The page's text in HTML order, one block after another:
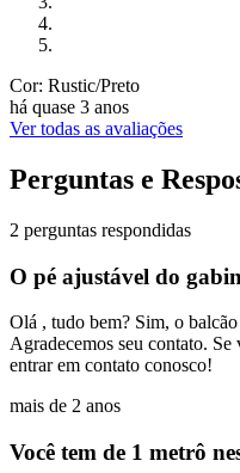
Cor: Rustic/Preto
há quase 3 anos
Ver todas as avaliações
Perguntas e
2 perguntas respondidas
O pé ajustável do
Olá , tudo bem? Sim, o
Agradecemos seu contato.
entrar em contato conosco!
mais de 2 anos
Você tem de 1 metrô